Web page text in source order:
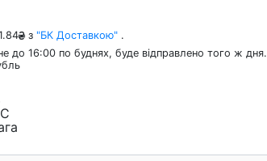
з "БК Доставкою" .
до 16:00 по буднях, буде відправлено того ж дня.